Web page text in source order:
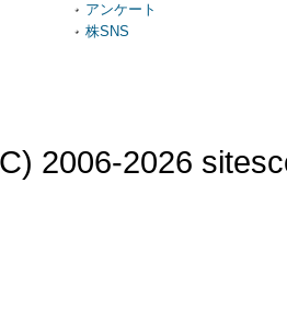
アンケート
株SNS
2006-2026